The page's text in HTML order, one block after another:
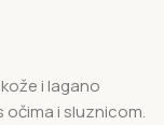
i lagano
i sluznicom.